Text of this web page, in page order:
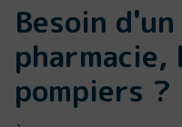
Besoin
pharmacie,
pompiers ?